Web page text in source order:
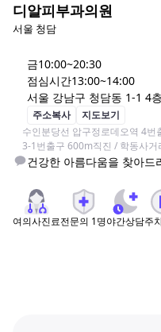
디알피부과의원
서울 청담
금10:00~20:30
점심시간13:00~14:00
서울 강남구 청담동 1-1 4층
주소복사
지도보기
수인분당선 압구정로데오역 4
3-1번출구 600m직진 / 학동사거
건강한 아름다움을 찾아드
여의사진료전문의 1명야간상담주